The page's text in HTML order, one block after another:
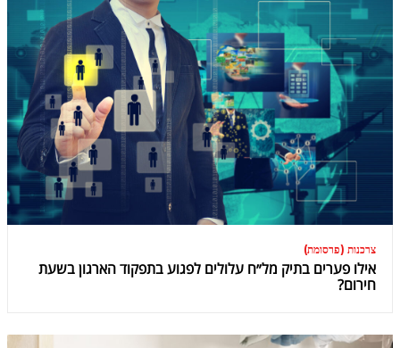
צרכנות (פרסומת)
אילו פערים בתיק מל״ח עלולים לפגוע בתפקוד הארגון בשעת
חירום?